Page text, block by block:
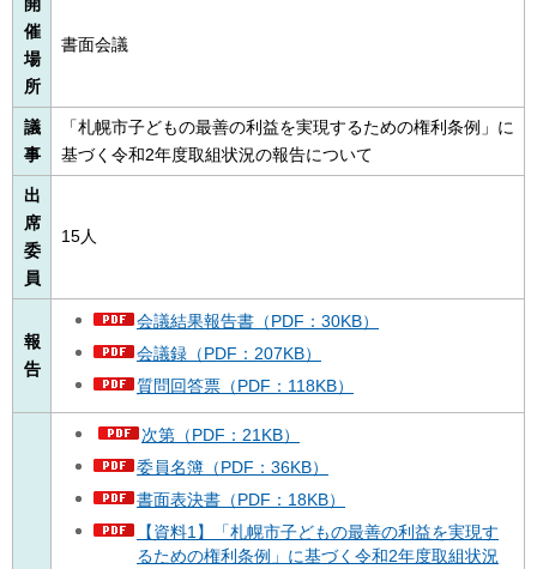
催
場
所
書面会議
議
事
「札幌市子どもの最善の利益を実現するための権利条例」に
基づく令和2年度取組状況の報告について
出
席
委
員
15人
報
告
会議結果報告書（PDF：30KB）
会議録（PDF：207KB）
質問回答票（PDF：118KB）
次第（PDF：21KB）
委員名簿（PDF：36KB）
書面表決書（PDF：18KB）
【資料1】「札幌市子どもの最善の利益を実現す
るための権利条例」に基づく令和2年度取組状況